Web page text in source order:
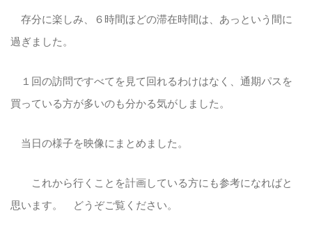
存分に楽しみ、６時間ほどの滞在時間は、あっという間に
過ぎました。
１回の訪問ですべてを見て回れるわけはなく、通期パスを
買っている方が多いのも分かる気がしました。
当日の様子を映像にまとめました。
これから行くことを計画している方にも参考になればと
思います。 どうぞご覧ください。